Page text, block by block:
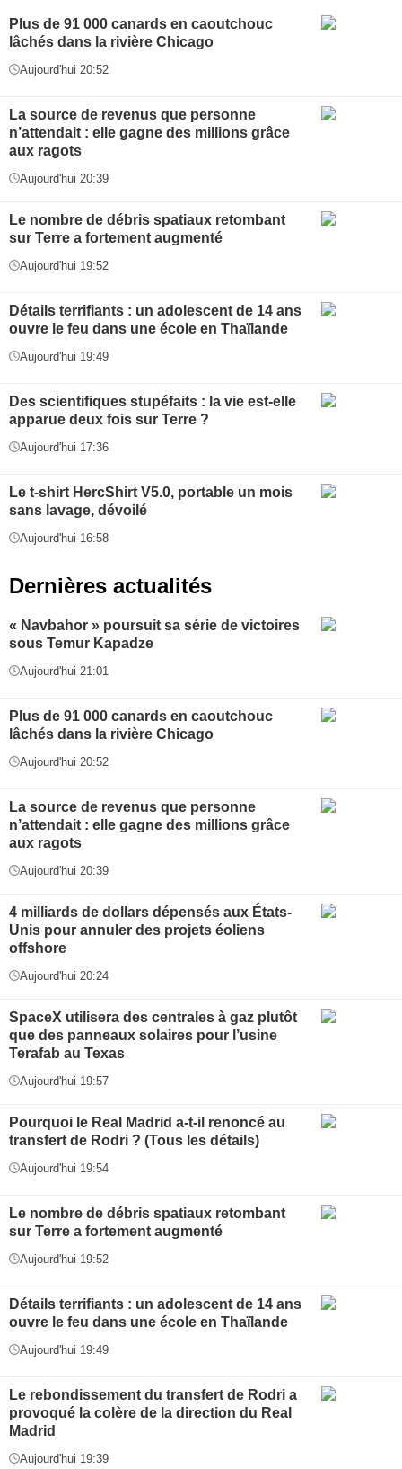
Plus de 91 000 canards en caoutchouc
lâchés dans la rivière Chicago
Aujourd'hui 20:52
La source de revenus que personne
n’attendait : elle gagne des millions grâce
aux ragots
Aujourd'hui 20:39
Le nombre de débris spatiaux retombant
sur Terre a fortement augmenté
Aujourd'hui 19:52
Détails terrifiants : un adolescent de 14 ans
ouvre le feu dans une école en Thaïlande
Aujourd'hui 19:49
Des scientifiques stupéfaits : la vie est-elle
apparue deux fois sur Terre ?
Aujourd'hui 17:36
Le t-shirt HercShirt V5.0, portable un mois
sans lavage, dévoilé
Aujourd'hui 16:58
Dernières actualités
« Navbahor » poursuit sa série de victoires
sous Temur Kapadze
Aujourd'hui 21:01
Plus de 91 000 canards en caoutchouc
lâchés dans la rivière Chicago
Aujourd'hui 20:52
La source de revenus que personne
n’attendait : elle gagne des millions grâce
aux ragots
Aujourd'hui 20:39
4 milliards de dollars dépensés aux États-
Unis pour annuler des projets éoliens
offshore
Aujourd'hui 20:24
SpaceX utilisera des centrales à gaz plutôt
que des panneaux solaires pour l’usine
Terafab au Texas
Aujourd'hui 19:57
Pourquoi le Real Madrid a-t-il renoncé au
transfert de Rodri ? (Tous les détails)
Aujourd'hui 19:54
Le nombre de débris spatiaux retombant
sur Terre a fortement augmenté
Aujourd'hui 19:52
Détails terrifiants : un adolescent de 14 ans
ouvre le feu dans une école en Thaïlande
Aujourd'hui 19:49
Le rebondissement du transfert de Rodri a
provoqué la colère de la direction du Real
Madrid
Aujourd'hui 19:39